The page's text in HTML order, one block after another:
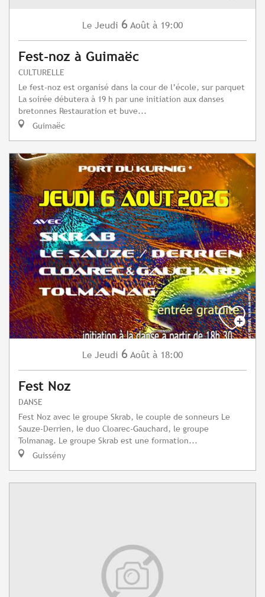
Le Jeudi 6 Août à 19:00
Fest-noz à Guimaëc
CULTURELLE
Le fest-noz est organisé dans la cour de l’école, sur parquet
La soirée débutera à 19 h par une initiation aux danses
bretonnes Restauration et buve...
Guimaëc
Le Jeudi 6 Août à 18:00
Fest Noz
DANSE
Fest Noz avec le groupe Skrab, le couple de sonneurs Le
Sauze-Derrien, le duo Cloarec-Gauchard, le groupe
Tolmanag. Le groupe Skrab est une formation...
Guissény